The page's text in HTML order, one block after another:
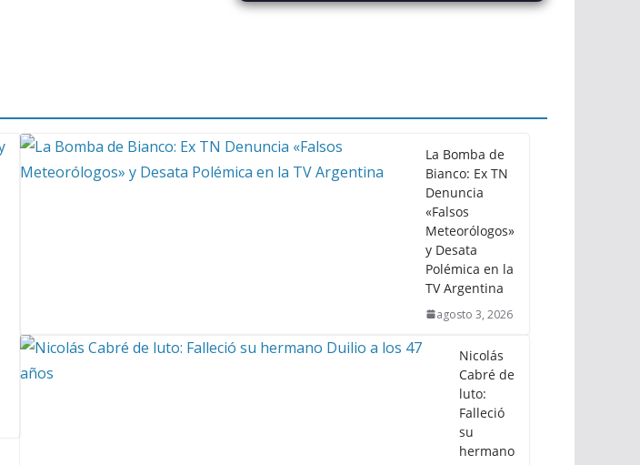
La Bomba de
Bianco: Ex TN
Denuncia
«Falsos
Meteorólogos»
y Desata
Polémica en la
TV Argentina
agosto 3, 2026
Nicolás
Cabré de
luto:
Falleció
su
hermano